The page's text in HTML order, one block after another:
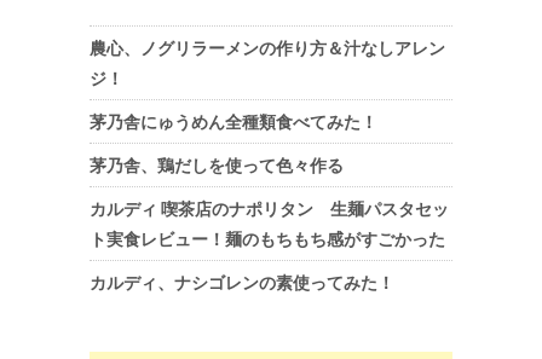
農心、ノグリラーメンの作り方＆汁なしアレン
ジ！
茅乃舎にゅうめん全種類食べてみた！
茅乃舎、鶏だしを使って色々作る
カルディ 喫茶店のナポリタン 生麺パスタセッ
ト実食レビュー！麺のもちもち感がすごかった
カルディ、ナシゴレンの素使ってみた！